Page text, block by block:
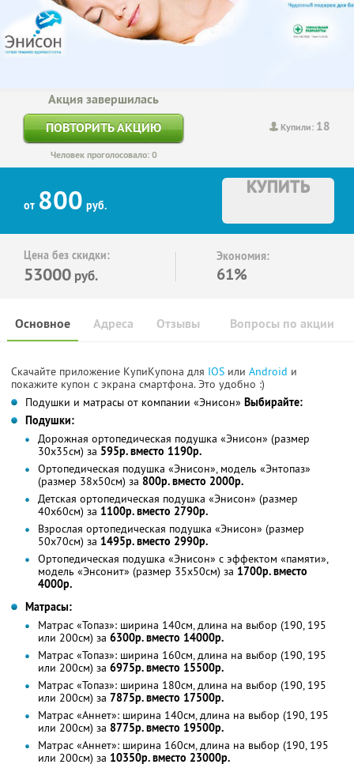
Купили: 18
Акция завершилась
ПОВТОРИТЬ АКЦИЮ
Человек проголосовало: 0
от 800 руб.
КУПИТЬ
Цена без скидки:
53000 руб.
Экономия:
61%
Основное Отзывы Вопросы по акции
Адреса
Скачайте приложение КупиКупона для IOS или Android и
покажите купон с экрана смартфона. Это удобно :)
Подушки и матрасы от компании «Энисон» Выбирайте:
Подушки:
Дорожная ортопедическая подушка «Энисон» (размер
30х35см) за 595р. вместо 1190р.
Ортопедическая подушка «Энисон», модель «Энтопаз»
(размер 38х50см) за 800р. вместо 2000р.
Детская ортопедическая подушка «Энисон» (размер
40х60см) за 1100р. вместо 2790р.
Взрослая ортопедическая подушка «Энисон» (размер
50х70см) за 1495р. вместо 2990р.
Ортопедическая подушка «Энисон» с эффектом «памяти»,
модель «Энсонит» (размер 35х50см) за 1700р. вместо
4000р.
Матрасы:
Матрас «Топаз»: ширина 140см, длина на выбор (190, 195
или 200см) за 6300р. вместо 14000р.
Матрас «Топаз»: ширина 160см, длина на выбор (190, 195
или 200см) за 6975р. вместо 15500р.
Матрас «Топаз»: ширина 180см, длина на выбор (190, 195
или 200см) за 7875р. вместо 17500р.
Матрас «Аннет»: ширина 140см, длина на выбор (190, 195
или 200см) за 8775р. вместо 19500р.
Матрас «Аннет»: ширина 160см, длина на выбор (190, 195
или 200см) за 10350р. вместо 23000р.